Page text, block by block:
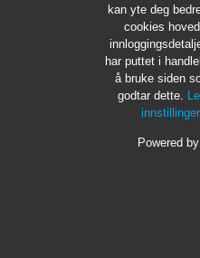
kan yte deg
cookies
har puttet i
å bruke siden
godtar dette.
Powered by